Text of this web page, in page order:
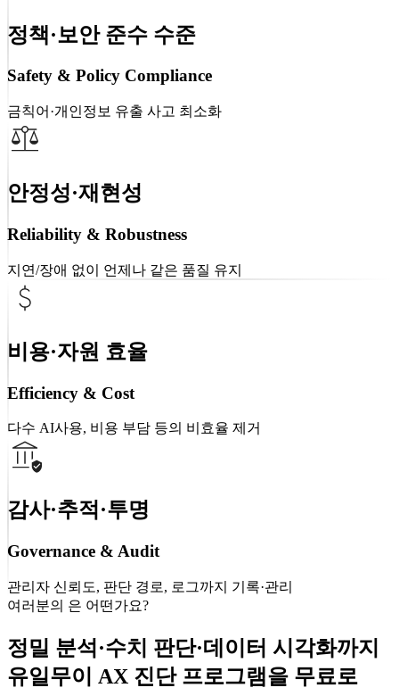
정책·보안 준수 수준
Safety & Policy Compliance
금칙어·개인정보 유출 사고 최소화
안정성·재현성
Reliability & Robustness
지연/장애 없이 언제나 같은 품질 유지
비용·자원 효율
Efficiency & Cost
다수 AI사용, 비용 부담 등의 비효율 제거
감사·추적·투명
Governance & Audit
관리자 신뢰도, 판단 경로, 로그까지 기록·관리
여러분의 은 어떤가요?
정밀 분석·수치 판단·데이터 시각화까지
유일무이 AX 진단 프로그램을 무료로